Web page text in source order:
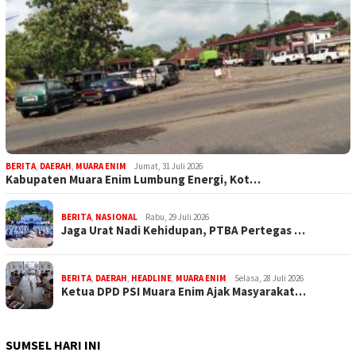
BERITA DAERAH MUARA ENIM Jumat, 31 Juli 2026
Kabupaten Muara Enim Lumbung Energi, Kot…
BERITA NASIONAL Rabu, 29 Juli 2026
Jaga Urat Nadi Kehidupan, PTBA Pertegas …
BERITA DAERAH HEADLINE MUARA ENIM Selasa, 28 Juli 2026
Ketua DPD PSI Muara Enim Ajak Masyarakat…
SUMSEL HARI INI